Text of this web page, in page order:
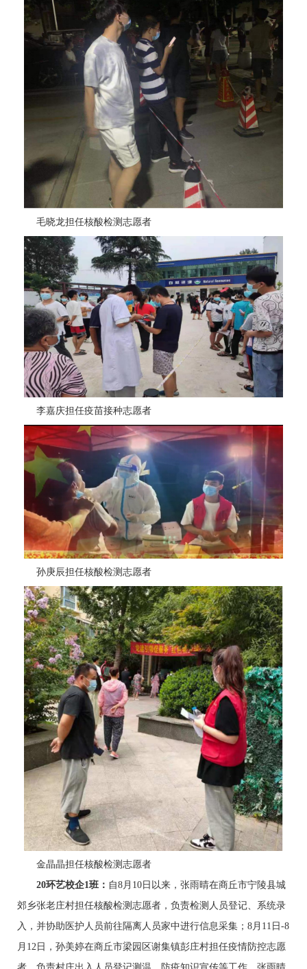
毛晓龙担任核酸检测志愿者
李嘉庆担任疫苗接种志愿者
孙庚辰担任核酸检测志愿者
金晶晶担任核酸检测志愿者
20环艺校企1班： 自8月10日以来，张雨晴在商丘市宁陵县城
郊乡张老庄村担任核酸检测志愿者，负责检测人员登记、系统录
入，并协助医护人员前往隔离人员家中进行信息采集；8月11日-8
月12日，孙美婷在商丘市梁园区谢集镇彭庄村担任疫情防控志愿